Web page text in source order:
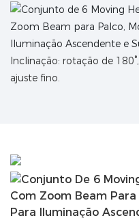
Inclinação: rotação de
ajuste fino.